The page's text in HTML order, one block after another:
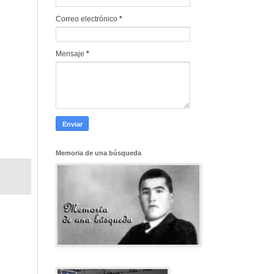
Correo electrónico *
Mensaje *
Memoria de una búsqueda